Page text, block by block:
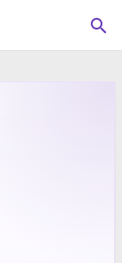
search